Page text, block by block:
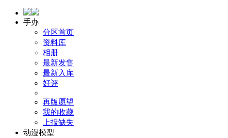
手办
分区首页
资料库
相册
最新发售
最新入库
好评
再版愿望
我的收藏
上报缺失
动漫模型